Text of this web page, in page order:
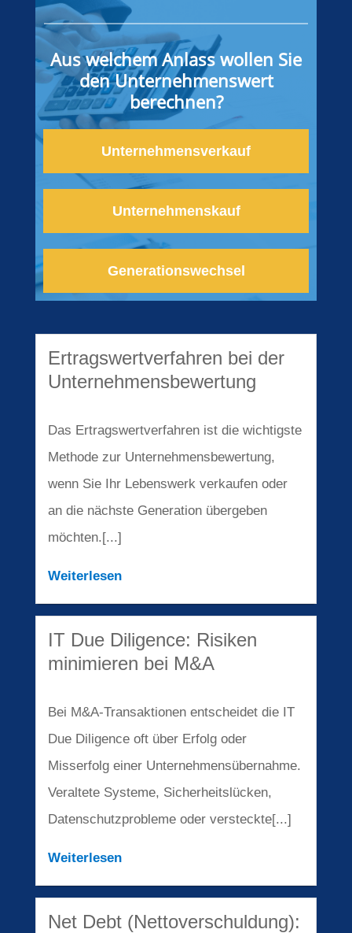
Aus welchem Anlass wollen Sie
den Unternehmenswert
berechnen?
Unternehmensverkauf
Unternehmenskauf
Generationswechsel
Ertragswertverfahren bei der
Unternehmensbewertung
Das Ertragswertverfahren ist die wichtigste
Methode zur Unternehmensbewertung,
wenn Sie Ihr Lebenswerk verkaufen oder
an die nächste Generation übergeben
möchten.[...]
Weiterlesen
IT Due Diligence: Risiken
minimieren bei M&A
Bei M&A-Transaktionen entscheidet die IT
Due Diligence oft über Erfolg oder
Misserfolg einer Unternehmensübernahme.
Veraltete Systeme, Sicherheitslücken,
Datenschutzprobleme oder versteckte[...]
Weiterlesen
Net Debt (Nettoverschuldung):